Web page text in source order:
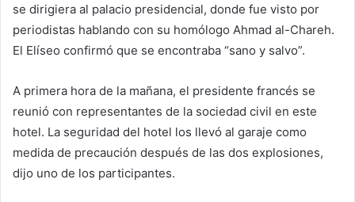
se dirigiera al palacio presidencial, donde fue visto por
periodistas hablando con su homólogo Ahmad al-Chareh.
El Elíseo confirmó que se encontraba “sano y salvo”.
A primera hora de la mañana, el presidente francés se
reunió con representantes de la sociedad civil en este
hotel. La seguridad del hotel los llevó al garaje como
medida de precaución después de las dos explosiones,
dijo uno de los participantes.